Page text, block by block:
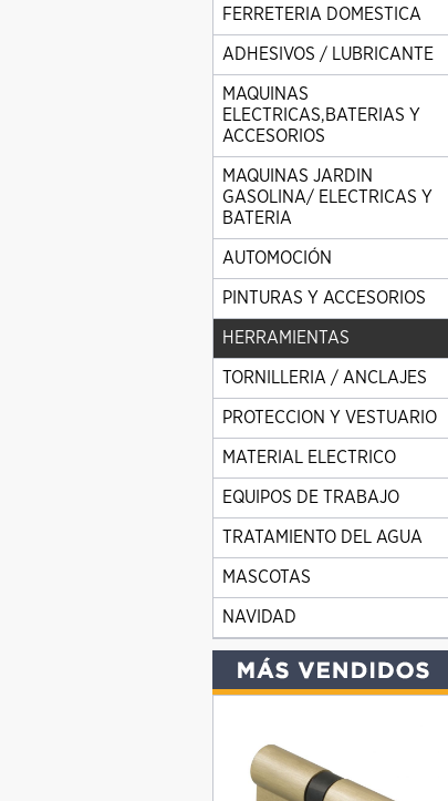
FERRETERIA DOMESTICA
ADHESIVOS / LUBRICANTE
MAQUINAS
ELECTRICAS,BATERIAS Y
ACCESORIOS
MAQUINAS JARDIN
GASOLINA/ ELECTRICAS Y
BATERIA
AUTOMOCIÓN
PINTURAS Y ACCESORIOS
HERRAMIENTAS
TORNILLERIA / ANCLAJES
PROTECCION Y VESTUARIO
MATERIAL ELECTRICO
EQUIPOS DE TRABAJO
TRATAMIENTO DEL AGUA
MASCOTAS
NAVIDAD